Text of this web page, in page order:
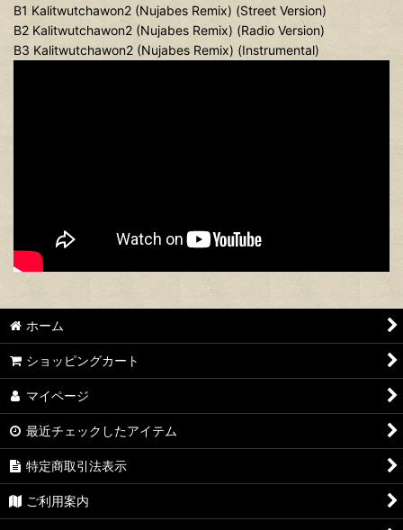
B1 Kalitwutchawon2 (Nujabes Remix) (Street Version)
B2 Kalitwutchawon2 (Nujabes Remix) (Radio Version)
B3 Kalitwutchawon2 (Nujabes Remix) (Instrumental)
ホーム
ショッピングカート
マイページ
最近チェックしたアイテム
特定商取引法表示
ご利用案内